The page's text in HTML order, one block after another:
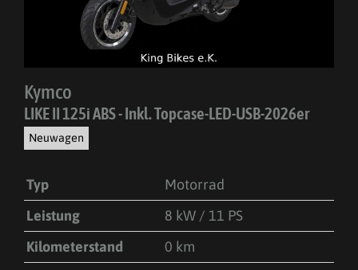
Kymco
LIKE II 125i ABS - Inkl. Topcase-LED-USB-2026er
Neuwagen
Typ
Motorrad
Leistung
8 kW / 11 PS
Kilometerstand
0 km